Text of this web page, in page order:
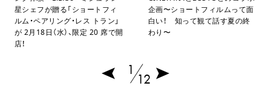
星シェフが贈る「ショートフィ
ルム・ペアリング・レス トラン」
が 2月18日（水）、限定 20 席で開
店！
企画〜ショートフィルムって面
白い！ 知って観て話す夏の終
わり〜
1
12